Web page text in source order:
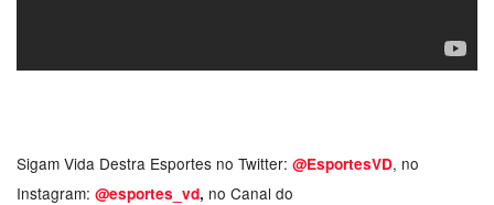
Sigam Vida Destra Esportes no Twitter: @EsportesVD, no
Instagram: @esportes_vd, no Canal do